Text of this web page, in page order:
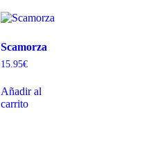
Scamorza
15.95€
Añadir al
carrito